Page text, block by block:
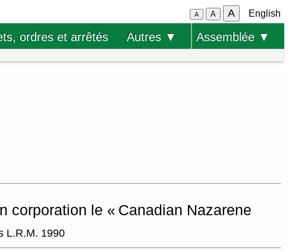
A A A English
ordres et arrêtés Autres ▼ Assemblée ▼
corporation le « Canadian Nazarene
L.R.M. 1990